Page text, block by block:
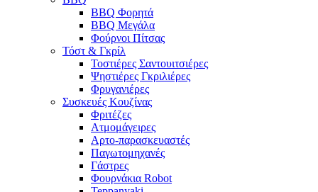
BBQ Φορητά
BBQ Μεγάλα
Φούρνοι Πίτσας
Τόστ & Γκρίλ
Τοστιέρες Σαντουιτσιέρες
Ψηστιέρες Γκριλιέρες
Φρυγανιέρες
Συσκευές Κουζίνας
Φριτέζες
Ατμομάγειρες
Αρτο-παρασκευαστές
Παγωτομηχανές
Γάστρες
Φουρνάκια Robot